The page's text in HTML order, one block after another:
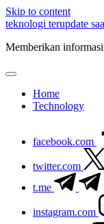
Skip to content
teknologi terupdate
Memberikan
Home
Technology
facebook.com
twitter.com
t.me
instagram.com